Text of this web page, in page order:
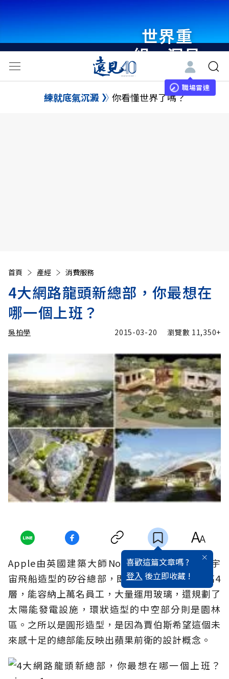
世界重
組・洞見
未來 與
世界領袖
職場雷達
練就底氣沉澱 你看懂世界了嗎？
首頁 產經 消費服務
4大網路龍頭新總部，你最想在
哪一個上班？
吳柏學 2015-03-20 瀏覽數 11,350+
喜歡這篇文章嗎 ?
登入 後立即收藏 !
Apple由英國建築大師Norman Foster設計、宇
宙飛船造型的矽谷總部，即將在明年完工。樓高4
層，能容納上萬名員工，大量運用玻璃，還規劃了
太陽能發電設施，環狀造型的中空部分則是園林
區。之所以是圓形造型，是因為賈伯斯希望這個未
來感十足的總部能反映出蘋果前衛的設計概念。